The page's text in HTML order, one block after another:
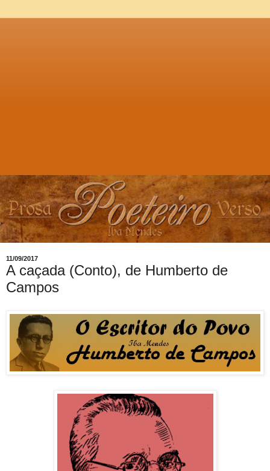
11/09/2017
A caçada (Conto), de Humberto de
Campos